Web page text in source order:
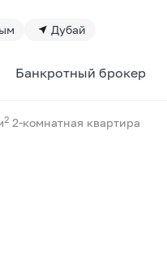
Дубай
Банкротный брокер
2 2-комнатная квартира